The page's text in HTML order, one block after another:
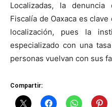
Localizadas, la
Fiscalía de Oaxaca es
localización, pues la
especializado con una
personas vuelvan con sus
Compartir: